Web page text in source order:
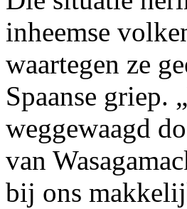
inheemse
waartegen ze
Spaanse griep.
weggewaagd
van
bij ons